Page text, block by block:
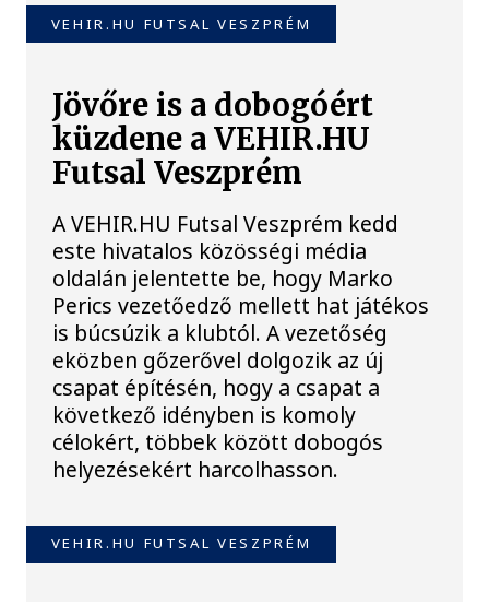
VEHIR.HU FUTSAL VESZPRÉM
Jövőre is a dobogóért
küzdene a VEHIR.HU
Futsal Veszprém
A VEHIR.HU Futsal Veszprém kedd
este hivatalos közösségi média
oldalán jelentette be, hogy Marko
Perics vezetőedző mellett hat játékos
is búcsúzik a klubtól. A vezetőség
eközben gőzerővel dolgozik az új
csapat építésén, hogy a csapat a
következő idényben is komoly
célokért, többek között dobogós
helyezésekért harcolhasson.
VEHIR.HU FUTSAL VESZPRÉM